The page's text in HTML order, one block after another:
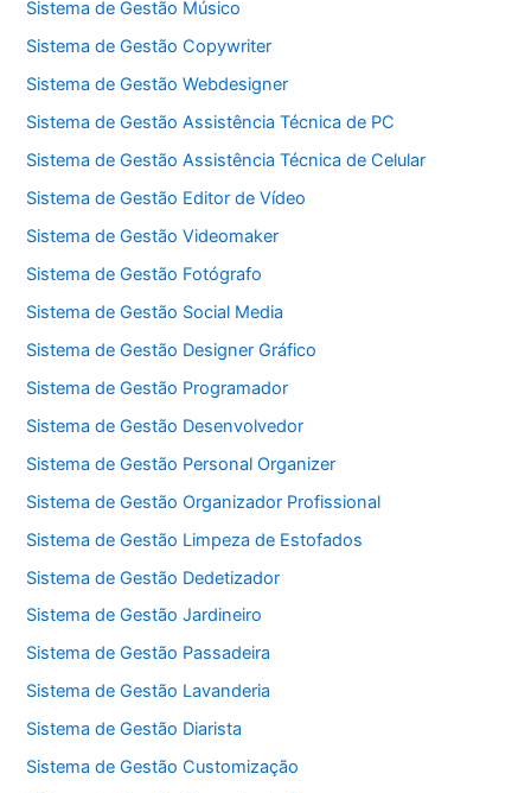
Sistema de Gestão Músico
Sistema de Gestão Copywriter
Sistema de Gestão Webdesigner
Sistema de Gestão Assistência Técnica de PC
Sistema de Gestão Assistência Técnica de Celular
Sistema de Gestão Editor de Vídeo
Sistema de Gestão Videomaker
Sistema de Gestão Fotógrafo
Sistema de Gestão Social Media
Sistema de Gestão Designer Gráfico
Sistema de Gestão Programador
Sistema de Gestão Desenvolvedor
Sistema de Gestão Personal Organizer
Sistema de Gestão Organizador Profissional
Sistema de Gestão Limpeza de Estofados
Sistema de Gestão Dedetizador
Sistema de Gestão Jardineiro
Sistema de Gestão Passadeira
Sistema de Gestão Lavanderia
Sistema de Gestão Diarista
Sistema de Gestão Customização